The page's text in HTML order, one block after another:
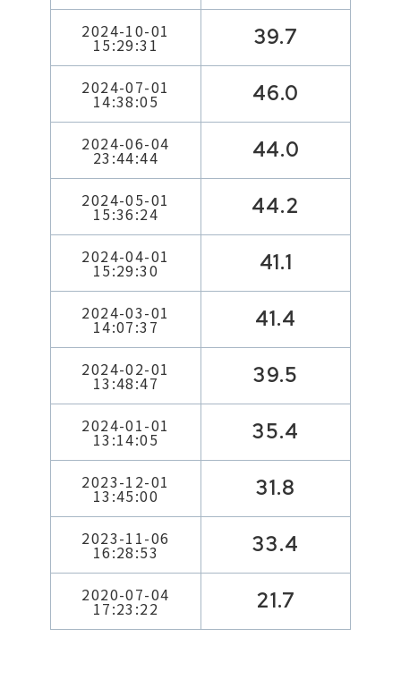
2024-10-01
15:29:31 39.7
2024-07-01
14:38:05 46.0
2024-06-04
23:44:44 44.0
2024-05-01
15:36:24 44.2
2024-04-01
15:29:30 41.1
2024-03-01
14:07:37 41.4
2024-02-01
13:48:47 39.5
2024-01-01
13:14:05 35.4
2023-12-01
13:45:00 31.8
2023-11-06
16:28:53 33.4
2020-07-04
17:23:22 21.7